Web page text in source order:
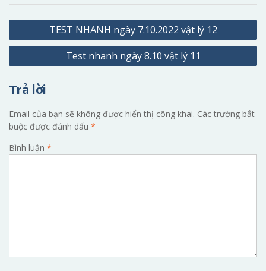
Điều
hướng
TEST NHANH ngày 7.10.2022 vật lý 12
Test nhanh ngày 8.10 vật lý 11
Trả lời
Email của bạn sẽ không được hiển thị công khai. Các trường bắt
buộc được đánh dấu *
Bình luận *